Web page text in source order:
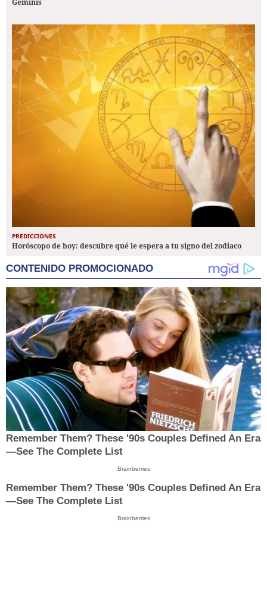
PREDICCIONES
Horóscopo de hoy: descubre qué le espera a tu signo del zodiaco
CONTENIDO PROMOCIONADO
Remember Them? These '90s Couples Defined An Era
—See The Complete List
Brainberries
Remember Them? These '90s Couples Defined An Era
—See The Complete List
Brainberries